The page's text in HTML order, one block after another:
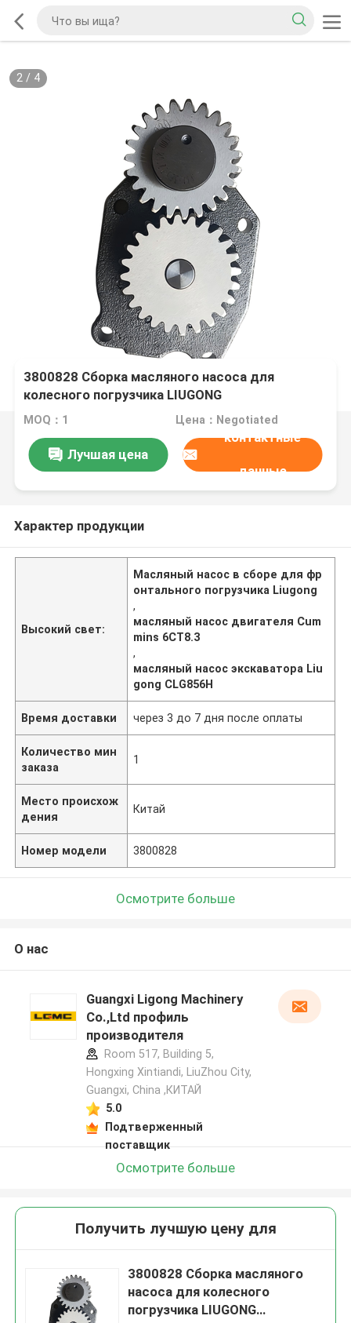
2/ 4
3800828 Сборка масляного насоса для
колесного погрузчика LIUGONG
CLG856/856H/870H, экскаватора
925D/930D/936D, двигатель 6CT8.3 (6C8.3)
MOQ：1 Цена：Negotiated
Лучшая цена
контактные
данные
Характер продукции
Высокий свет:
Масляный насос в сборе для фр
онтального погрузчика Liugong
,
масляный насос двигателя Cum
mins 6CT8.3
,
масляный насос экскаватора Liu
gong CLG856H
Время доставки через 3 до 7 дня после оплаты
Количество мин
заказа
1
Место происхож
дения
Китай
Номер модели 3800828
Осмотрите больше
О нас
Guangxi Ligong Machinery
Co.,Ltd профиль
производителя
Room 517, Building 5,
Hongxing Xintiandi, LiuZhou City,
Guangxi, China ,КИТАЙ
5.0
Подтверженный
поставщик
Осмотрите больше
Получить лучшую цену для
3800828 Сборка масляного
насоса для колесного
погрузчика LIUGONG